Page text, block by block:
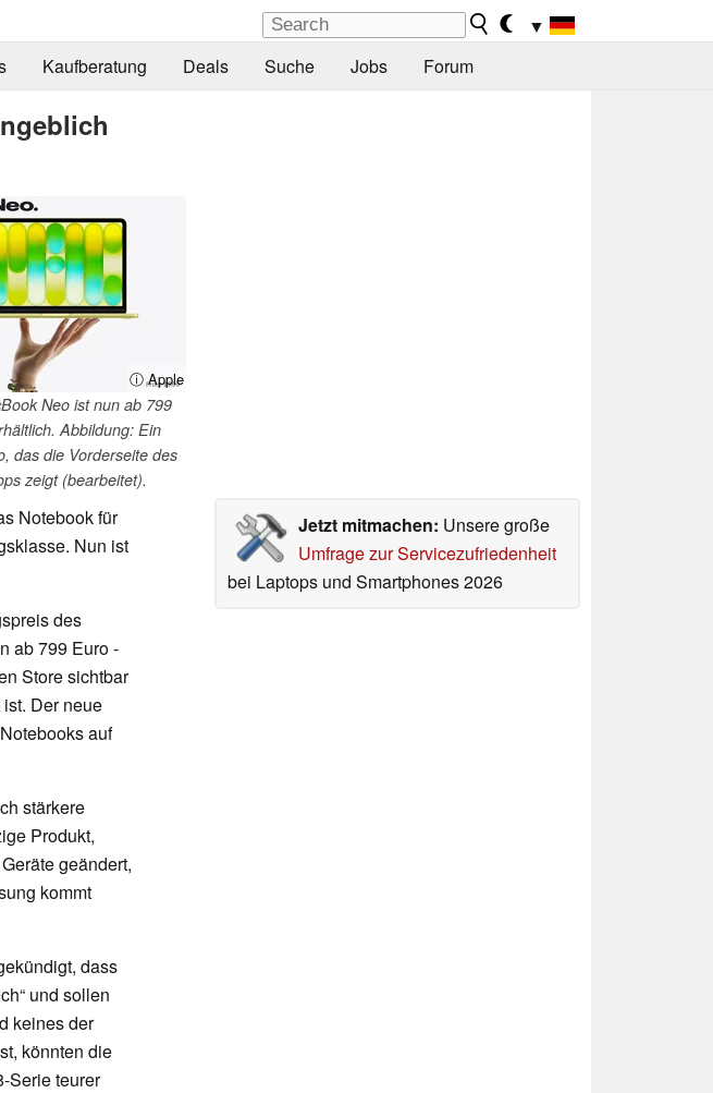
▼
Kaufberatung Deals Suche Jobs Forum
ⓘ Apple
Neo ist nun ab 799
Abbildung: Ein
das die Vorderseite des
zeigt (bearbeitet).
Jetzt mitmachen: Unsere große
Umfrage zur Servicezufriedenheit
bei Laptops und Smartphones 2026
Notebook für
Nun ist
des
ab 799 Euro -
Store sichtbar
Der neue
auf
stärkere
Produkt,
geändert,
kommt
dass
und sollen
keines der
könnten die
Serie teurer